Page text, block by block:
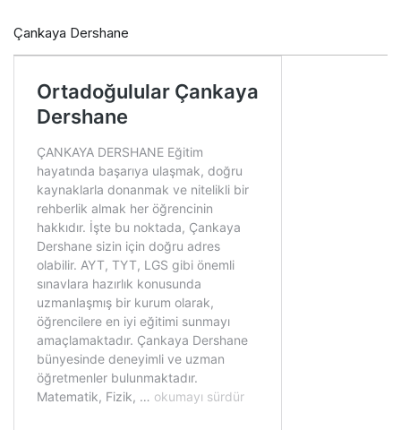
Çankaya Dershane